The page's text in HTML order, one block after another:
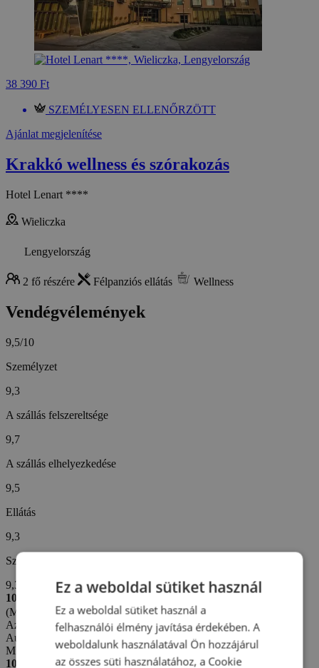
38 390 Ft
SZEMÉLYESEN ELLENŐRZÖTT
Ajánlat megjelenítése
Krakkó wellness és szórakozás
Hotel Lenart ****
Wieliczka
Lengyelország
2 fő részére Félpanziós ellátás Wellness
Vendégvélemények
9,5/10
Személyzet
9,3
A szállás felszereltsége
9,7
A szállás elhelyezkedése
9,5
Ellátás
9,3
Szállodai szolgáltatások
9,3
10/10
(Milan S. -
Cseh)
Az értékelés létrehozva: 10. 6. 2026
Automatikus fordítás (
Eredeti megjelenítése
Mint mindig, minden szuper
10/10
Ez a weboldal sütiket használ
Ez a weboldal sütiket használ a
felhasználói élmény javítása érdekében. A
weboldalunk használatával Ön hozzájárul
az összes süti használatához, a Cookie